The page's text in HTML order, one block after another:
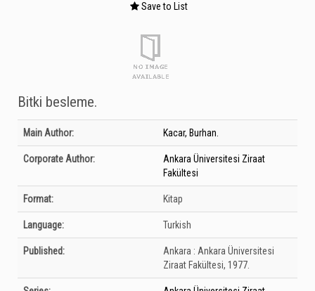
Save to List
Bitki besleme.
Bibliographic Details
Main Author: Kacar, Burhan.
Corporate Author:
Ankara Üniversitesi Ziraat
Fakültesi
Format: Kitap
Language: Turkish
Published: Ankara : Ankara Üniversitesi
Ziraat Fakültesi, 1977.